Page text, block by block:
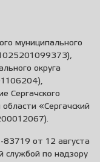
муниципального
округа
Сергачского
«Сергачский
от 12 августа
службой по надзору